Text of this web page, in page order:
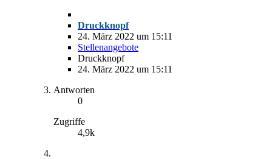
Druckknopf
24. März 2022 um 15:11
Stellenangebote
Druckknopf
24. März 2022 um 15:11
Antworten
0
Zugriffe
4,9k